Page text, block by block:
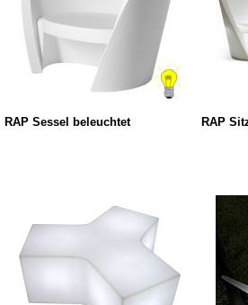
RAP Sessel beleuchtet RAP